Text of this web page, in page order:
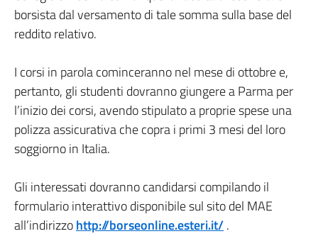
borsista dal versamento di tale somma sulla base del
reddito relativo.
I corsi in parola cominceranno nel mese di ottobre e,
pertanto, gli studenti dovranno giungere a Parma per
l’inizio dei corsi, avendo stipulato a proprie spese una
polizza assicurativa che copra i primi 3 mesi del loro
soggiorno in Italia.
Gli interessati dovranno candidarsi compilando il
formulario interattivo disponibile sul sito del MAE
all’indirizzohttp://borseonline.esteri.it/.